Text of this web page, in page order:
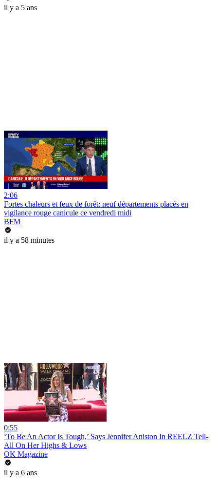
il y a 5 ans
2:06
Fortes chaleurs et feux de forêt: neuf départements placés en
vigilance rouge canicule ce vendredi midi
BFM
il y a 58 minutes
0:55
‘To Be An Actor Is Tough,’ Says Jennifer Aniston In REELZ Tell-
All On Her Highs & Lows
OK Magazine
il y a 6 ans